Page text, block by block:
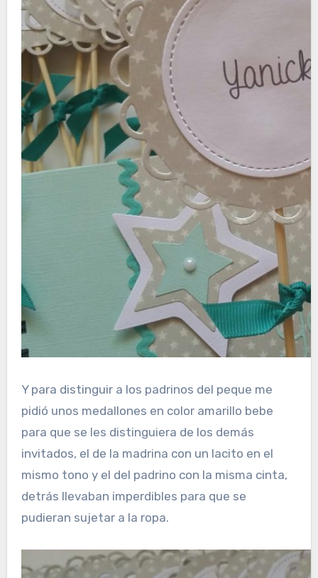
Y para distinguir a los padrinos del peque me
pidió unos medallones en color amarillo bebe
para que se les distinguiera de los demás
invitados, el de la madrina con un lacito en el
mismo tono y el del padrino con la misma cinta,
detrás llevaban imperdibles para que se
pudieran sujetar a la ropa.